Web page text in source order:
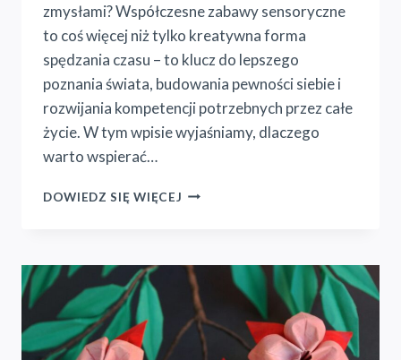
zmysłami? Współczesne zabawy sensoryczne
to coś więcej niż tylko kreatywna forma
spędzania czasu – to klucz do lepszego
poznania świata, budowania pewności siebie i
rozwijania kompetencji potrzebnych przez całe
życie. W tym wpisie wyjaśniamy, dlaczego
warto wspierać…
DOWIEDZ SIĘ WIĘCEJ WSPÓŁCZESNE
SENSORYCZNY
DZIECKA